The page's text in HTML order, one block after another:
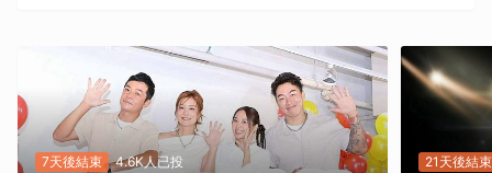
7天後結束 4.6K人已投 21天後結束